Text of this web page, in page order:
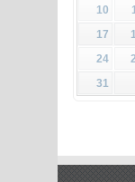
10
17
24
31